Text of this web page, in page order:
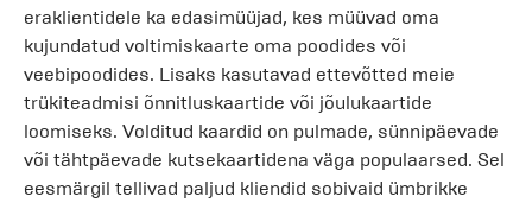
eraklientidele ka edasimüüjad, kes müüvad oma
kujundatud voltimiskaarte oma poodides või
veebipoodides. Lisaks kasutavad ettevõtted meie
trükiteadmisi õnnitluskaartide või jõulukaartide
loomiseks. Volditud kaardid on pulmade, sünnipäevade
või tähtpäevade kutsekaartidena väga populaarsed. Sel
eesmärgil tellivad paljud kliendid sobivaid ümbrikke